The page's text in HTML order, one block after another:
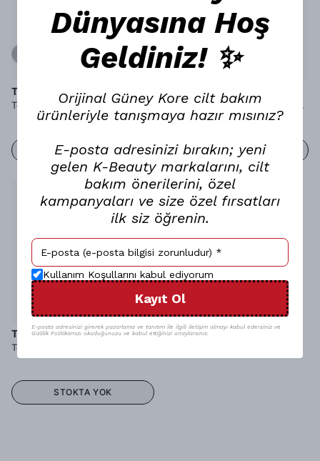
TONY MOLY
Tonymoly Takopore One Shot Nose Pack - Burun Bandı
STOKTA YOK
TONY MOLY
Tonymoly Egg Pore Nose Pack Package - Burun Bandı
STOKTA YOK
Tükendi
TONY MOLY
STOKTA YOK
Dünyasına Hoş
Geldiniz! ✨
Orijinal Güney Kore cilt bakım
ürünleriyle tanışmaya hazır mısınız?
E-posta adresinizi bırakın; yeni
gelen K-Beauty markalarını, cilt
bakım önerilerini, özel
kampanyaları ve size özel fırsatları
ilk siz öğrenin.
Kullanım Koşullarını kabul ediyorum
Kayıt Ol
E-posta adresinizi girerek pazarlama ve tanıtım ile ilgili iletişim almayı kabul edersiniz ve
Gizlilik Politikamızı okuduğunuzu ve kabul ettiğinizi onaylarsınız.